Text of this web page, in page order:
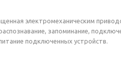
электромеханическим
запоминание,
подключенных устройств.